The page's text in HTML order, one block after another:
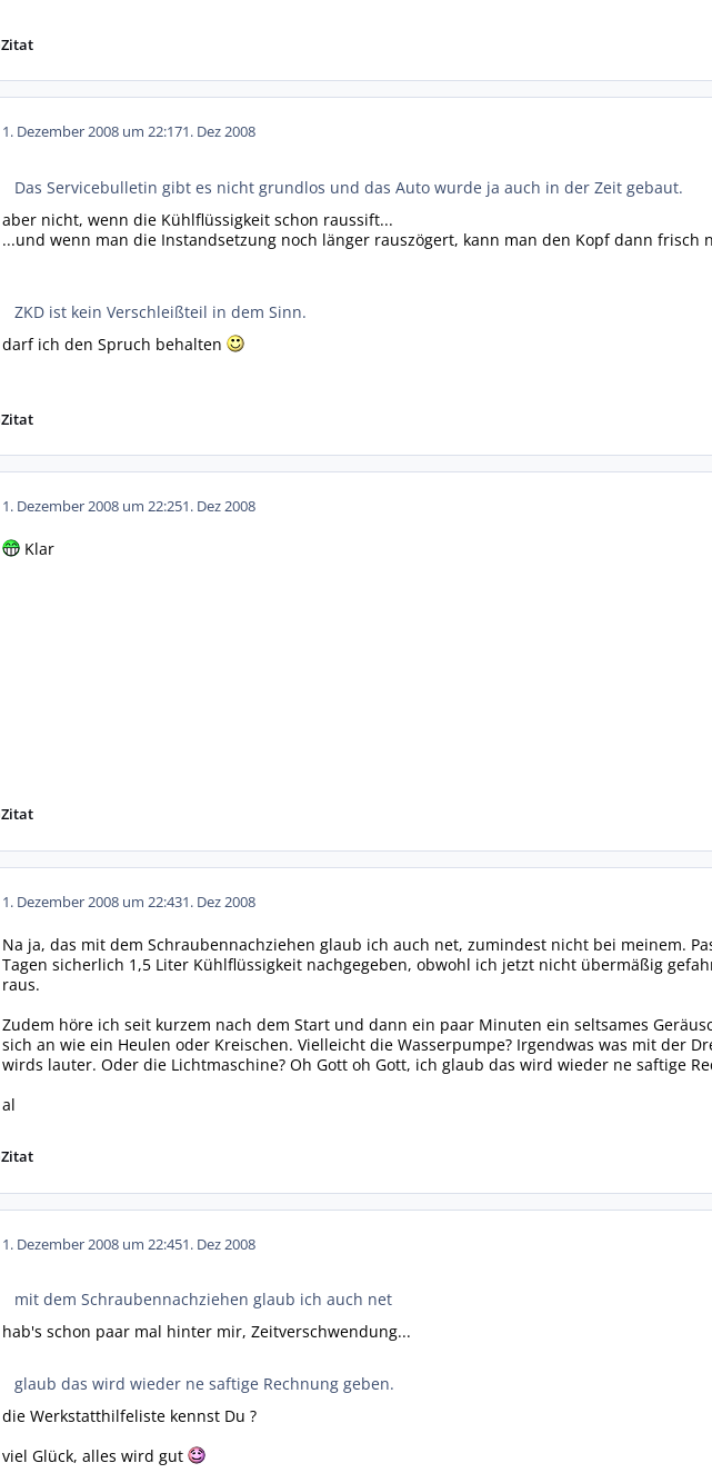
Zitat
1. Dezember 2008 um 22:171. Dez 2008
Das Servicebulletin gibt es nicht grundlos und das Auto wurde ja auch in der Zeit gebaut.
aber nicht, wenn die Kühlflüssigkeit schon raussift...
...und wenn man die Instandsetzung noch länger rauszögert, kann man den Kopf dann frisch
ZKD ist kein Verschleißteil in dem Sinn.
darf ich den Spruch behalten
Zitat
1. Dezember 2008 um 22:251. Dez 2008
Klar
Zitat
1. Dezember 2008 um 22:431. Dez 2008
Na ja, das mit dem Schraubennachziehen glaub ich auch net, zumindest nicht bei meinem.
Tagen sicherlich 1,5 Liter Kühlflüssigkeit nachgegeben, obwohl ich jetzt nicht übermäßig
raus.
Zudem höre ich seit kurzem nach dem Start und dann ein paar Minuten ein seltsames
sich an wie ein Heulen oder Kreischen. Vielleicht die Wasserpumpe? Irgendwas was mit der
wirds lauter. Oder die Lichtmaschine? Oh Gott oh Gott, ich glaub das wird wieder ne saftige
al
Zitat
1. Dezember 2008 um 22:451. Dez 2008
mit dem Schraubennachziehen glaub ich auch net
hab's schon paar mal hinter mir, Zeitverschwendung...
glaub das wird wieder ne saftige Rechnung geben.
die Werkstatthilfeliste kennst Du ?
viel Glück, alles wird gut